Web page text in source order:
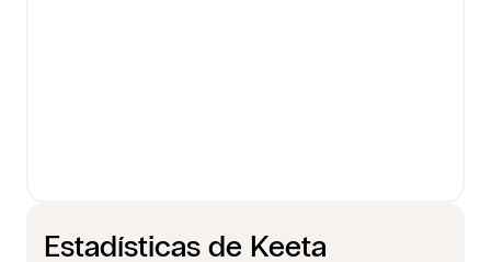
Estadísticas de Keeta